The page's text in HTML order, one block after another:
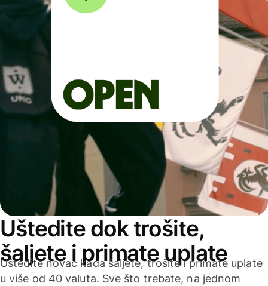
Uštedite dok trošite,
šaljete i primate uplate
Uštedite novac kada šaljete, trošite i primate uplate
u više od 40 valuta. Sve što trebate, na jednom